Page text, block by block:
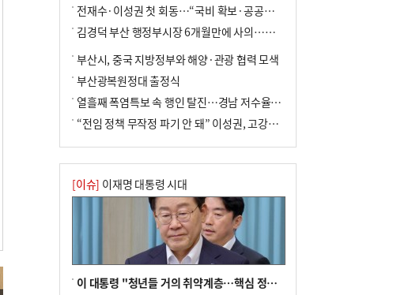
전재수·이성권 첫 회동…“국비 확보·공공기관 이전 협력”
김경덕 부산 행정부시장 6개월만에 사의…후임 인선 촉각
부산시, 중국 지방정부와 해양·관광 협력 모색
부산광복원정대 출정식
열흘째 폭염특보 속 행인 탈진…경남 저수율 평년의 절반
“전임 정책 무작정 파기 안 돼” 이성권, 고강도 ‘전재수 견제’ 예고
[이슈] 이재명 대통령 시대
이 대통령 "청년들 거의 취약계층…핵심 정책 재편""